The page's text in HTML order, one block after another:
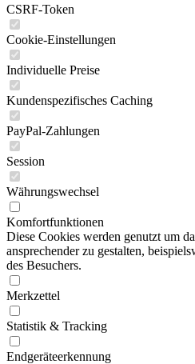
CSRF-Token
Cookie-Einstellungen
Individuelle Preise
Kundenspezifisches Caching
PayPal-Zahlungen
Session
Währungswechsel
Komfortfunktionen
Diese Cookies werden genutzt um
ansprechender zu gestalten,
des Besuchers.
Merkzettel
Statistik & Tracking
Endgeräteerkennung